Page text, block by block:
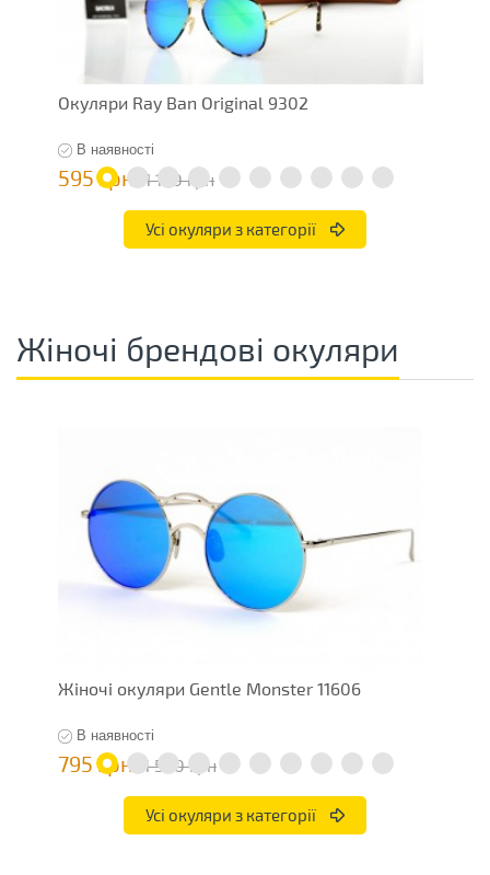
Окуляри Ray Ban Original 9302
В наявності
595 грн 1 190 грн
Усі окуляри з категорії
Жіночі брендові окуляри
Жіночі окуляри Gentle Monster 11606
В наявності
795 грн 1 590 грн
Усі окуляри з категорії